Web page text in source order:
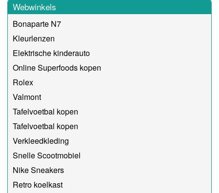
Webwinkels
Bonaparte N7
Kleurlenzen
Elektrische kinderauto
Online Superfoods kopen
Rolex
Valmont
Tafelvoetbal kopen
Tafelvoetbal kopen
Verkleedkleding
Snelle Scootmobiel
Nike Sneakers
Retro koelkast